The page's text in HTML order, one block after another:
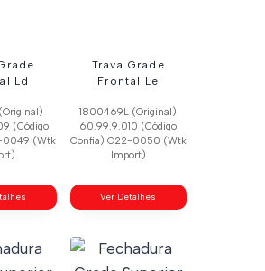
Ld
(Código
0049 (Wtk
Trava Grade
Frontal Le
1800469L (Original)
60.99.9.010 (Código
Confia) C22-0050 (Wtk
Import)
Ver Detalhes